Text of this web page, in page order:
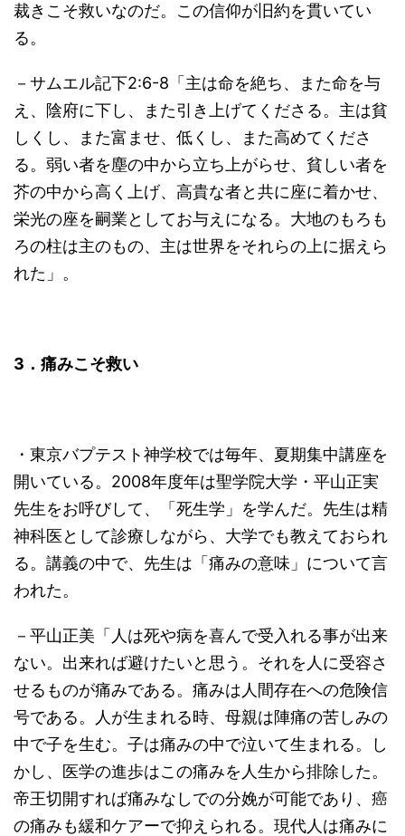
裁きこそ救いなのだ。この信仰が旧約を貫いてい
る。
－サムエル記下2:6-8「主は命を絶ち、また命を与
え、陰府に下し、また引き上げてくださる。主は貧
しくし、また富ませ、低くし、また高めてくださ
る。弱い者を塵の中から立ち上がらせ、貧しい者を
芥の中から高く上げ、高貴な者と共に座に着かせ、
栄光の座を嗣業としてお与えになる。大地のもろも
ろの柱は主のもの、主は世界をそれらの上に据えら
れた」。
3 ．痛みこそ救い
・東京バプテスト神学校では毎年、夏期集中講座を
開いている。2008年度年は聖学院大学・平山正実
先生をお呼びして、「死生学」を学んだ。先生は精
神科医として診療しながら、大学でも教えておられ
る。講義の中で、先生は「痛みの意味」について言
われた。
－平山正美「人は死や病を喜んで受入れる事が出来
ない。出来れば避けたいと思う。それを人に受容さ
せるものが痛みである。痛みは人間存在への危険信
号である。人が生まれる時、母親は陣痛の苦しみの
中で子を生む。子は痛みの中で泣いて生まれる。し
かし、医学の進歩はこの痛みを人生から排除した。
帝王切開すれば痛みなしでの分娩が可能であり、癌
の痛みも緩和ケアーで抑えられる。現代人は痛みに